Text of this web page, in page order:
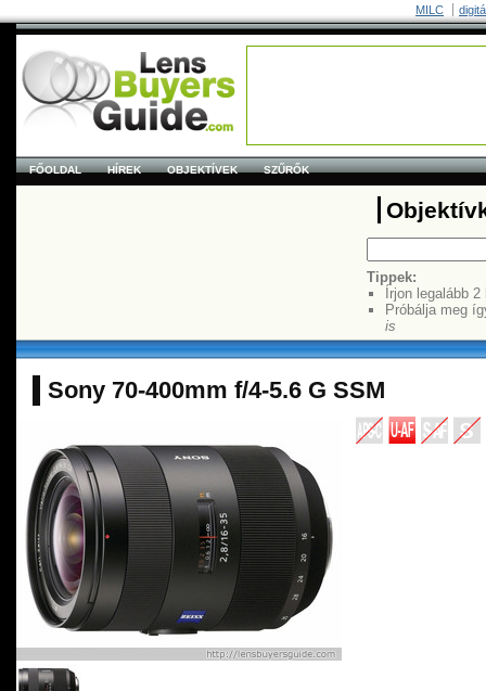
MILC
FŐOLDAL HÍREK OBJEKTÍVEK SZŰRŐK
Tippek:
Írjon legalább
Próbálja meg
is
Sony 70-400mm f/4-5.6 G SSM